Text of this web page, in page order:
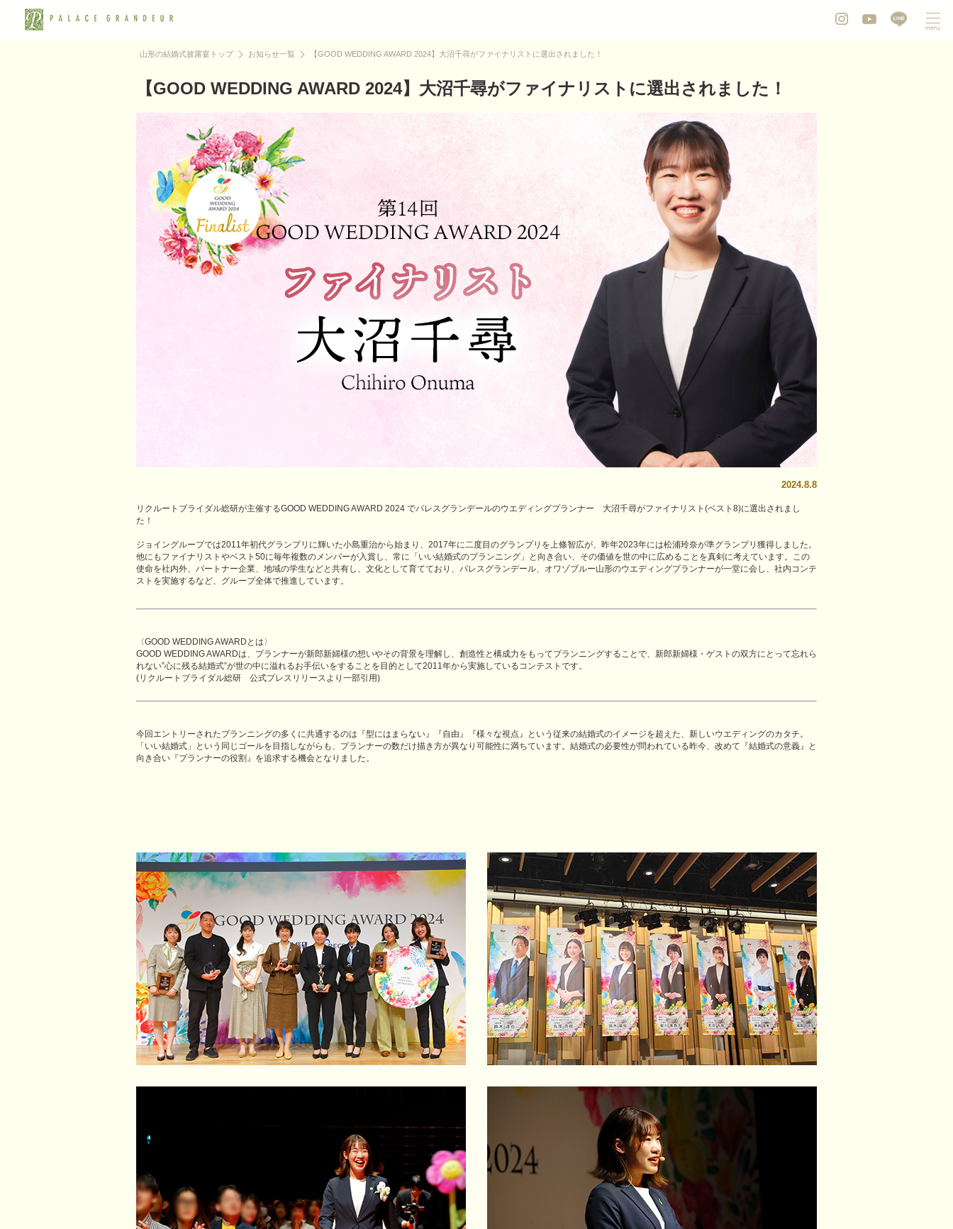
山形の結婚式披露宴トップ お知らせ一覧 【GOOD WEDDING AWARD 2024】大沼千尋がファイナリストに選出されました！
【GOOD WEDDING AWARD 2024】大沼千尋がファイナリストに選出されました！
2024.8.8
リクルートブライダル総研が主催するGOOD WEDDING AWARD 2024 でパレスグランデールのウエディングプランナー 大沼千尋がファイナリスト(ベスト8)に選出されまし
た！
ジョイングループでは2011年初代グランプリに輝いた小島重治から始まり、2017年に二度目のグランプリを上條智広が、昨年2023年には松浦玲奈が準グランプリ獲得しました。
他にもファイナリストやベスト50に毎年複数のメンバーが入賞し、常に「いい結婚式のプランニング」と向き合い、その価値を世の中に広めることを真剣に考えています。この
使命を社内外、パートナー企業、地域の学生などと共有し、文化として育てており、パレスグランデール、オワゾブルー山形のウエディングプランナーが一堂に会し、社内コンテ
ストを実施するなど、グループ全体で推進しています。
〈GOOD WEDDING AWARDとは〉
GOOD WEDDING AWARDは、プランナーが新郎新婦様の想いやその背景を理解し、創造性と構成力をもってプランニングすることで、新郎新婦様・ゲストの双方にとって忘れら
れない‟心に残る結婚式”が世の中に溢れるお手伝いをすることを目的として2011年から実施しているコンテストです。
(リクルートブライダル総研 公式プレスリリースより一部引用)
今回エントリーされたプランニングの多くに共通するのは『型にはまらない』『自由』『様々な視点』という従来の結婚式のイメージを超えた、新しいウエディングのカタチ。
「いい結婚式」という同じゴールを目指しながらも、プランナーの数だけ描き方が異なり可能性に満ちています。結婚式の必要性が問われている昨今、改めて『結婚式の意義』と
向き合い『プランナーの役割』を追求する機会となりました。